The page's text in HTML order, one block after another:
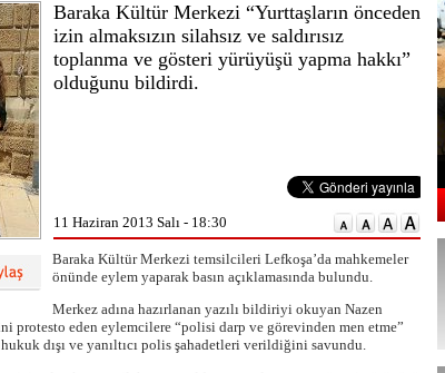
Baraka Kültür Merkezi “Yurttaşların önceden
izin almaksızın silahsız ve saldırısız
toplanma ve gösteri yürüyüşü yapma hakkı”
olduğunu bildirdi.
11 Haziran 2013 Salı - 18:30
Baraka Kültür Merkezi temsilcileri Lefkoşa’da mahkemeler
önünde eylem yaparak basın açıklamasında bulundu.
Merkez adına hazırlanan yazılı bildiriyi okuyan Nazen
protesto eden eylemcilere “polisi darp ve görevinden men etme”
dışı ve yanıltıcı polis şahadetleri verildiğini savundu.